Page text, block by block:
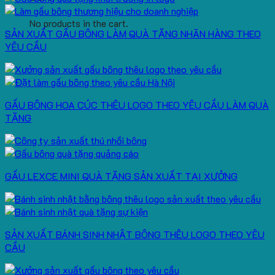
No products in the cart.
SẢN XUẤT GẤU BÔNG LÀM QUÀ TẶNG NHÃN HÀNG THEO
YÊU CẦU
GẤU BÔNG HOA CÚC THÊU LOGO THEO YÊU CẦU LÀM QUÀ
TẶNG
GẤU LEXCE MINI QUÀ TẶNG SẢN XUẤT TẠI XƯỞNG
SẢN XUẤT BÁNH SINH NHẬT BÔNG THÊU LOGO THEO YÊU
CẦU